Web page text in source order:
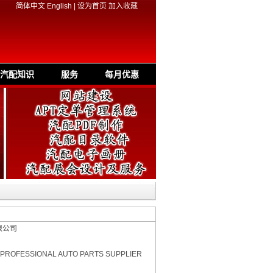
简体中文 English 设为首页 加入收藏
汽配知识 服务 每月优惠
司
AUTO PARTS SUPPLIER